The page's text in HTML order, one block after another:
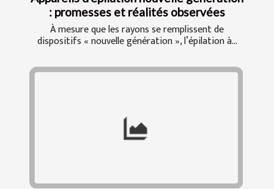
: promesses et réalités observées
À mesure que les rayons se remplissent de
dispositifs « nouvelle génération », l’épilation à...